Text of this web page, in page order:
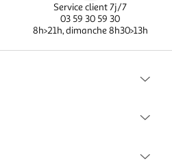
Service client 7j/7
03 59 30 59 30
8h>21h, dimanche 8h30>13h